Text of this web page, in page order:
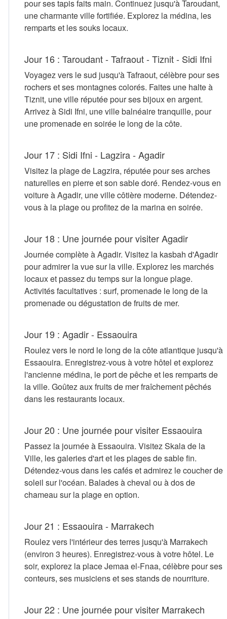
pour ses tapis faits main. Continuez jusqu'à Taroudant,
une charmante ville fortifiée. Explorez la médina, les
remparts et les souks locaux.
Jour 16 : Taroudant - Tafraout - Tiznit - Sidi Ifni
Voyagez vers le sud jusqu'à Tafraout, célèbre pour ses
rochers et ses montagnes colorés. Faites une halte à
Tiznit, une ville réputée pour ses bijoux en argent.
Arrivez à Sidi Ifni, une ville balnéaire tranquille, pour
une promenade en soirée le long de la côte.
Jour 17 : Sidi Ifni - Lagzira - Agadir
Visitez la plage de Lagzira, réputée pour ses arches
naturelles en pierre et son sable doré. Rendez-vous en
voiture à Agadir, une ville côtière moderne. Détendez-
vous à la plage ou profitez de la marina en soirée.
Jour 18 : Une journée pour visiter Agadir
Journée complète à Agadir. Visitez la kasbah d'Agadir
pour admirer la vue sur la ville. Explorez les marchés
locaux et passez du temps sur la longue plage.
Activités facultatives : surf, promenade le long de la
promenade ou dégustation de fruits de mer.
Jour 19 : Agadir - Essaouira
Roulez vers le nord le long de la côte atlantique jusqu'à
Essaouira. Enregistrez-vous à votre hôtel et explorez
l'ancienne médina, le port de pêche et les remparts de
la ville. Goûtez aux fruits de mer fraîchement pêchés
dans les restaurants locaux.
Jour 20 : Une journée pour visiter Essaouira
Passez la journée à Essaouira. Visitez Skala de la
Ville, les galeries d'art et les plages de sable fin.
Détendez-vous dans les cafés et admirez le coucher de
soleil sur l'océan. Balades à cheval ou à dos de
chameau sur la plage en option.
Jour 21 : Essaouira - Marrakech
Roulez vers l'intérieur des terres jusqu'à Marrakech
(environ 3 heures). Enregistrez-vous à votre hôtel. Le
soir, explorez la place Jemaa el-Fnaa, célèbre pour ses
conteurs, ses musiciens et ses stands de nourriture.
Jour 22 : Une journée pour visiter Marrakech